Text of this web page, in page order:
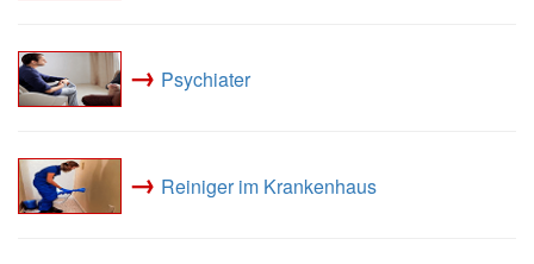
→ Psychiater
→ Reiniger im Krankenhaus